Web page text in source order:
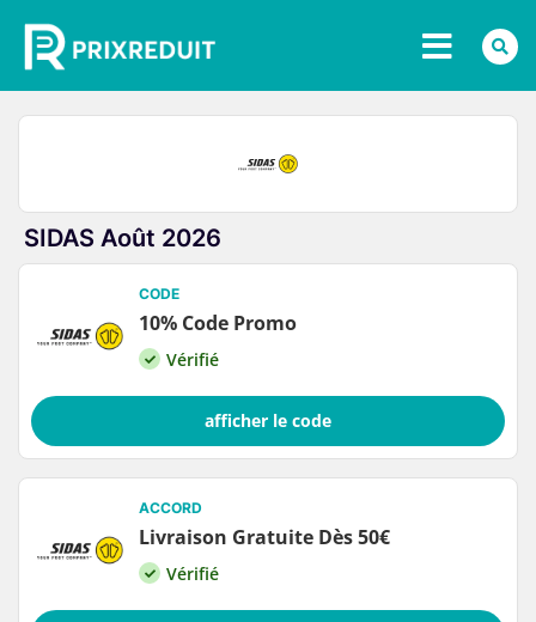
SIDAS Août 2026
CODE
10% Code Promo
Vérifié
afficher le code
ACCORD
Livraison Gratuite Dès 50€
Vérifié